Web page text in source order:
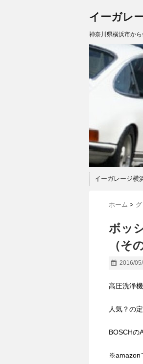
イーガレ
神奈川県横浜市か
イーガレージ横
ホーム >
ボッ
（そ
2016/
高圧洗浄
人気？の
BOSCHの
※amazon